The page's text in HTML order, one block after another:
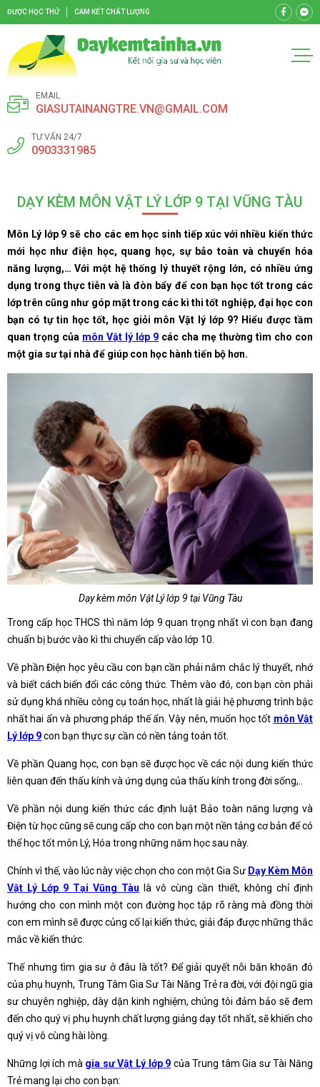
ĐƯỢC HỌC THỬ CAM KẾT CHẤT LƯỢNG
EMAIL
GIASUTAINANGTRE.VN@GMAIL.COM
TƯ VẤN 24/7
0903331985
DẠY KÈM MÔN VẬT LÝ LỚP 9 TẠI VŨNG TÀU
Môn Lý lớp 9 sẽ cho các em học sinh tiếp xúc với nhiều kiến thức
mới học như điện học, quang học, sự bảo toàn và chuyển hóa
năng lượng,… Với một hệ thống lý thuyết rộng lớn, có nhiều ứng
dụng trong thực tiễn và là đòn bẩy để con bạn học tốt trong các
lớp trên cũng như góp mặt trong các kì thi tốt nghiệp, đại học con
bạn có tự tin học tốt, học giỏi môn Vật lý lớp 9? Hiểu được tầm
quan trọng của môn Vật lý lớp 9 các cha mẹ thường tìm cho con
một gia sư tại nhà để giúp con học hành tiến bộ hơn.
Dạy kèm môn Vật Lý lớp 9 tại Vũng Tàu
Trong cấp học THCS thì năm lớp 9 quan trọng nhất vì con bạn đang
chuẩn bị bước vào kì thi chuyển cấp vào lớp 10.
Về phần Điện học yêu cầu con bạn cần phải nắm chắc lý thuyết, nhớ
và biết cách biến đổi các công thức. Thêm vào đó, con bạn còn phải
sử dụng khá nhiều công cụ toán học, nhất là giải hệ phương trình bậc
nhất hai ẩn và phương pháp thế ẩn. Vậy nên, muốn học tốt môn Vật
Lý lớp 9con bạn thực sự cần có nền tảng toán tốt.
Về phần Quang học, con bạn sẽ được học về các nội dung kiến thức
liên quan đến thấu kính và ứng dụng của thấu kính trong đời sống,..
Về phần nội dung kiến thức các định luật Bảo toàn năng lượng và
Điện từ học cũng sẽ cung cấp cho con bạn một nền tảng cơ bản để có
thể học tốt môn Lý, Hóa trong những năm học sau này.
Chính vì thế, vào lúc này việc chọn cho con một Gia Sư Dạy Kèm Môn
Vật Lý Lớp 9 Tại Vũng Tàu là vô cùng cần thiết, không chỉ định
hướng cho con mình một con đường học tập rõ ràng mà đồng thời
con em mình sẽ được củng cố lại kiến thức, giải đáp được những thắc
mắc về kiến thức.
Thế nhưng tìm gia sư ở đâu là tốt? Để giải quyết nỗi băn khoăn đó
của phụ huynh, Trung Tâm Gia Sư Tài Năng Trẻ ra đời, với đội ngũ gia
sư chuyên nghiệp, dày dặn kinh nghiệm, chúng tôi đảm bảo sẽ đem
đến cho quý vị phụ huynh chất lượng giảng dạy tốt nhất, sẽ khiến cho
quý vị vô cùng hài lòng.
Những lợi ích mà gia sư Vật Lý lớp 9 của Trung tâm Gia sư Tài Năng
Trẻ mang lại cho con bạn: